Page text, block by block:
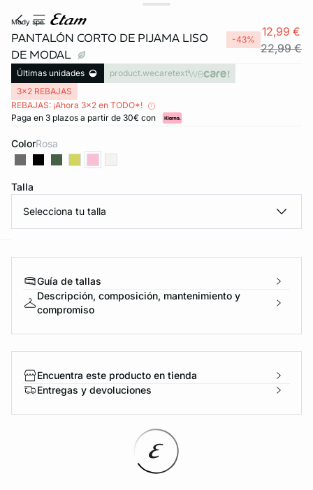
mody spe
PANTALÓN CORTO DE PIJAMA LISO
DE MODAL
-43%
12,99 €
22,99 €
Últimas unidades
product.wecaretext
3x2 REBAJAS
REBAJAS: ¡Ahora 3x2 en TODO*!
Paga en 3 plazos a partir de 30€ con
Color rosa
Talla
Selecciona tu talla
Guía de tallas
Descripción, composición, mantenimiento y
compromiso
Encuentra este producto en tienda
Entregas y devoluciones